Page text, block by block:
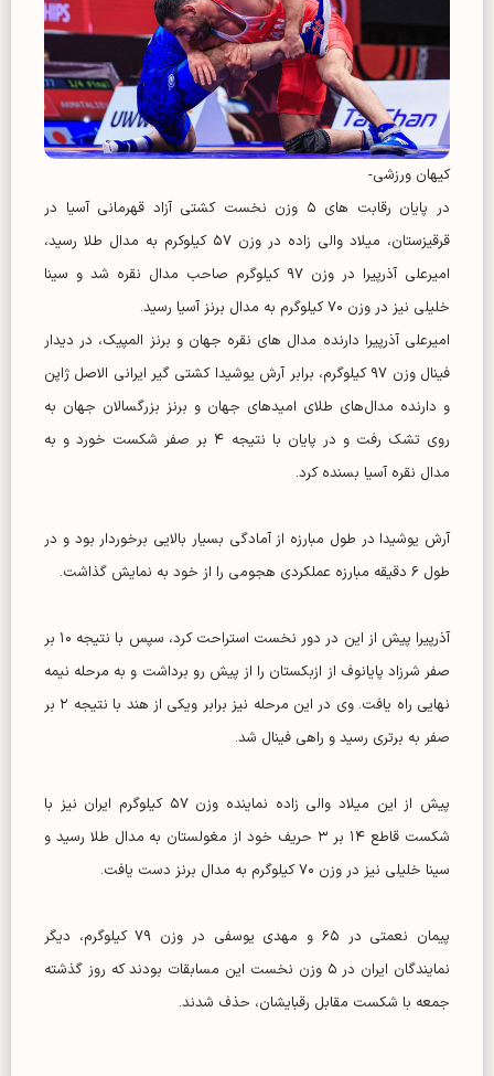
کیهان ورزشی-
در پایان رقابت های ۵ وزن نخست کشتی آزاد قهرمانی آسیا در
قرقیزستان، میلاد والی زاده در وزن ۵۷ کیلوکرم به مدال طلا رسید،
امیرعلی آذرپیرا در وزن ۹۷ کیلوگرم صاحب مدال نقره شد و سینا
خلیلی نیز در وزن ۷۰ کیلوگرم به مدال برنز آسیا رسید.
امیرعلی آذرپیرا دارنده مدال های نقره جهان و برنز المپیک، در دیدار
فینال وزن ۹۷ کیلوگرم، برابر آرش یوشیدا کشتی گیر ایرانی الاصل ژاپن
و دارنده مدال‌های طلای امیدهای جهان و برنز بزرگسالان جهان به
روی تشک رفت و در پایان با نتیجه ۴ بر صفر شکست خورد و به
مدال نقره آسیا بسنده کرد.
آرش یوشیدا در طول مبارزه از آمادگی بسیار بالایی برخوردار بود و در
طول ۶ دقیقه مبارزه عملکردی هجومی را از خود به نمایش گذاشت.
آذرپیرا پیش از این در دور نخست استراحت کرد، سپس با نتیجه ۱۰ بر
صفر شرزاد پایانوف از ازبکستان را از پیش رو برداشت و به مرحله نیمه
نهایی راه یافت. وی در این مرحله نیز برابر ویکی از هند با نتیجه ۲ بر
صفر به برتری رسید و راهی فینال شد.
پیش از این میلاد والی زاده نماینده وزن ۵۷ کیلوگرم ایران نیز با
شکست قاطع ۱۴ بر ۳ حریف خود از مغولستان به مدال طلا رسید و
سینا خلیلی نیز در وزن ۷۰ کیلوگرم به مدال برنز دست یافت.
پیمان نعمتی در ۶۵ و مهدی یوسفی در وزن ۷۹ کیلوگرم، دیگر
نمایندگان ایران در ۵ وزن نخست این مسابقات بودند که روز گذشته
جمعه با شکست مقابل رقبایشان، حذف شدند.